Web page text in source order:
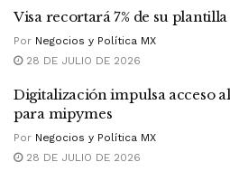
Visa recortará 7% de su plantilla
Por Negocios y Política MX
28 DE JULIO DE 2026
Digitalización impulsa acceso
para mipymes
Por Negocios y Política MX
28 DE JULIO DE 2026